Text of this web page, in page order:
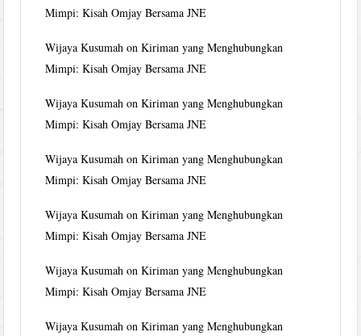
Mimpi: Kisah Omjay Bersama JNE
Wijaya Kusumah onKiriman yang Menghubungkan
Mimpi: Kisah Omjay Bersama JNE
Wijaya Kusumah onKiriman yang Menghubungkan
Mimpi: Kisah Omjay Bersama JNE
Wijaya Kusumah onKiriman yang Menghubungkan
Mimpi: Kisah Omjay Bersama JNE
Wijaya Kusumah onKiriman yang Menghubungkan
Mimpi: Kisah Omjay Bersama JNE
Wijaya Kusumah onKiriman yang Menghubungkan
Mimpi: Kisah Omjay Bersama JNE
Wijaya Kusumah onKiriman yang Menghubungkan